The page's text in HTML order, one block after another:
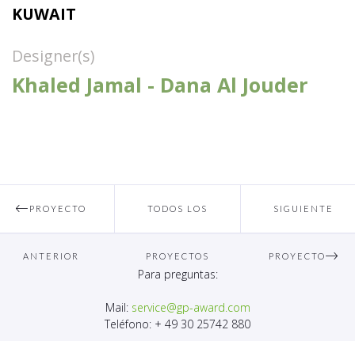
KUWAIT
Designer(s)
Khaled Jamal - Dana Al Jouder
PROYECTO
ANTERIOR
TODOS LOS
PROYECTOS
SIGUIENTE
PROYECTO
Para preguntas:
Mail: service@gp-award.com
Teléfono: + 49 30 25742 880